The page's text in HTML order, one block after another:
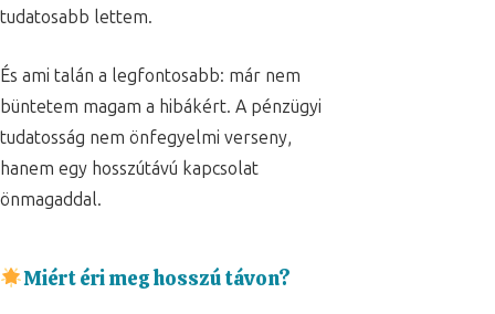
tudatosabb lettem.
És ami talán a legfontosabb: már nem
büntetem magam a hibákért. A pénzügyi
tudatosság nem önfegyelmi verseny,
hanem egy hosszútávú kapcsolat
önmagaddal.
Miért éri meg hosszú távon?